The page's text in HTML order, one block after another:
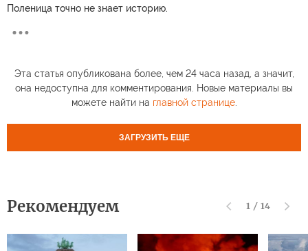
Поленица точно не знает историю.
Эта статья опубликована более, чем 24 часа назад, а значит,
она недоступна для комментирования. Новые материалы вы
можете найти на главной странице.
ЗАГРУЗИТЬ ЕЩЕ
Рекомендуем 1 / 14